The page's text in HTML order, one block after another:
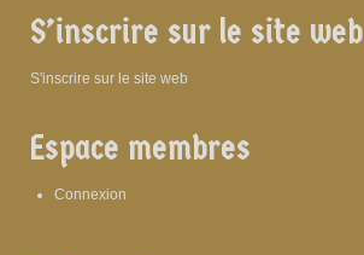
S’inscrire sur le site web
S'inscrire sur le site web
Espace membres
Connexion